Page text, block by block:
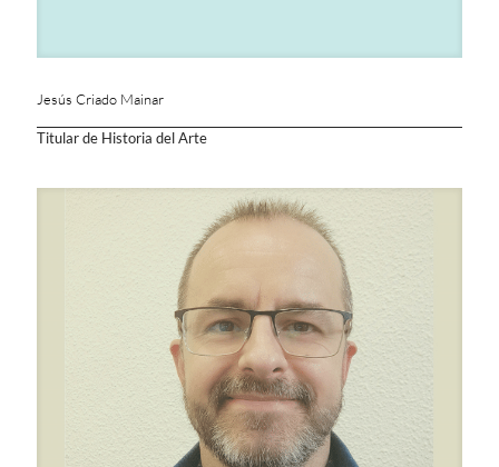
Jesús Criado Mainar
Titular de Historia del Arte